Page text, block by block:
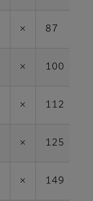
× 87
× 100
× 112
× 125
× 149